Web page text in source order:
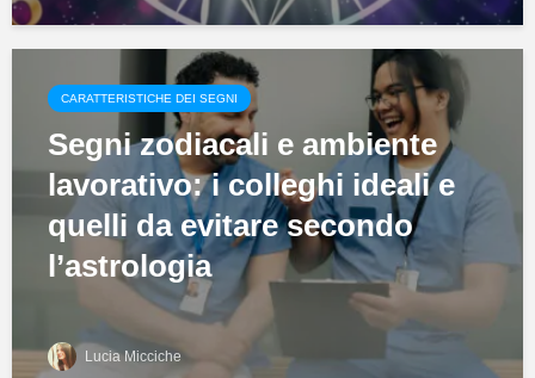
CARATTERISTICHE DEI SEGNI
Segni zodiacali e ambiente
lavorativo: i colleghi ideali e
quelli da evitare secondo
l’astrologia
Lucia Micciche